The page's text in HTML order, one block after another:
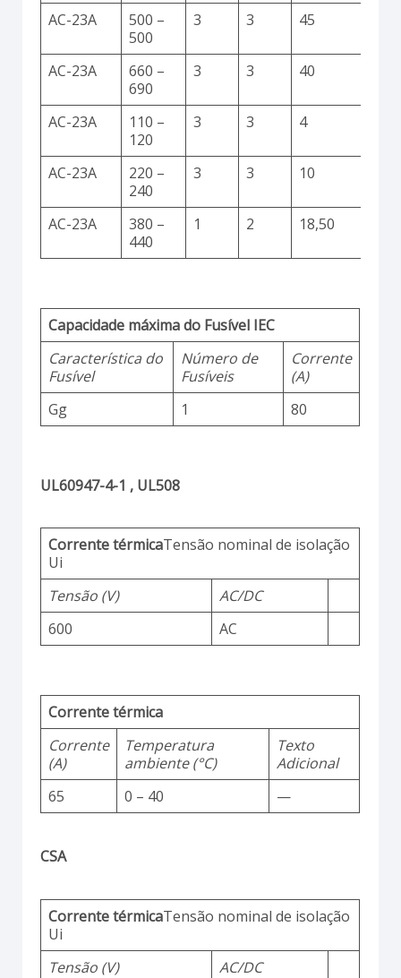
AC-23A
500 –
500
3 3 45
AC-23A
660 –
690
3 3 40
AC-23A
110 –
120
3 3 4
AC-23A
220 –
240
3 3 10
AC-23A
380 –
440
1 2 18,50
Capacidade máxima do Fusível IEC
Característica do
Fusível
Número de
Fusíveis
Corrente
(A)
Gg
1 80
UL60947-4-1 , UL508
Corrente térmicaTensão nominal de isolação
Ui
Tensão (V)
AC/DC
600
AC
Corrente térmica
Corrente
(A)
Temperatura
ambiente (°C)
Texto
Adicional
65
0 – 40 —
CSA
Corrente térmicaTensão nominal de isolação
Ui
Tensão (V)
AC/DC